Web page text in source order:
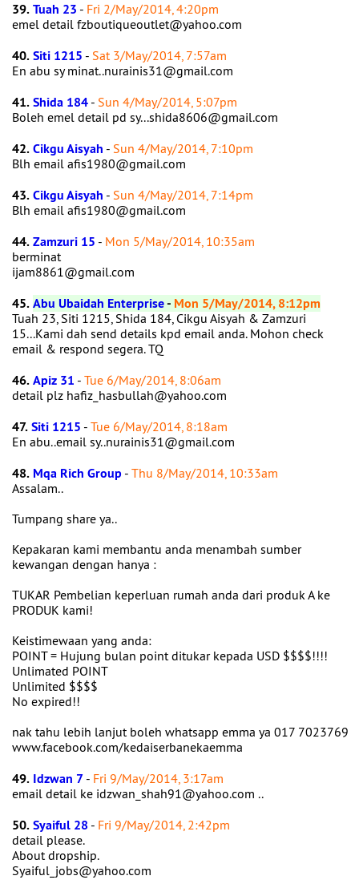
39.Tuah 23 - Fri 2/May/2014, 4:20pm
emel detail fzboutiqueoutlet@yahoo.com
40.Siti 1215 - Sat 3/May/2014, 7:57am
En abu sy minat..nurainis31@gmail.com
41.Shida 184 - Sun 4/May/2014, 5:07pm
Boleh emel detail pd sy...shida8606@gmail.com
42.Cikgu Aisyah - Sun 4/May/2014, 7:10pm
Blh email afis1980@gmail.com
43.Cikgu Aisyah - Sun 4/May/2014, 7:14pm
Blh email afis1980@gmail.com
44.Zamzuri 15 - Mon 5/May/2014, 10:35am
berminat
ijam8861@gmail.com
45.Abu Ubaidah Enterprise- Mon 5/May/2014, 8:12pm
Tuah 23, Siti 1215, Shida 184, Cikgu Aisyah & Zamzuri
15...Kami dah send details kpd email anda. Mohon check
email & respond segera. TQ
46.Apiz 31 - Tue 6/May/2014, 8:06am
detail plz hafiz_hasbullah@yahoo.com
47.Siti 1215 - Tue 6/May/2014, 8:18am
En abu..email sy..nurainis31@gmail.com
48. Mqa Rich Group - Thu 8/May/2014, 10:33am
Assalam..
Tumpang share ya..
Kepakaran kami membantu anda menambah sumber
kewangan dengan hanya :
TUKAR Pembelian keperluan rumah anda dari produk A ke
PRODUK kami!
Keistimewaan yang anda:
POINT = Hujung bulan point ditukar kepada USD $$$$!!!!
Unlimated POINT
Unlimited $$$$
No expired!!
nak tahu lebih lanjut boleh whatsapp emma ya 017 7023769
www.facebook.com/kedaiserbanekaemma
49. Idzwan 7 - Fri 9/May/2014, 3:17am
email detail ke idzwan_shah91@yahoo.com ..
50.Syaiful 28 - Fri 9/May/2014, 2:42pm
detail please.
About dropship.
Syaiful_jobs@yahoo.com